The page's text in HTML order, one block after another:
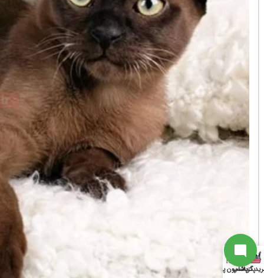
ارتباط با پشتیبانی
از آخرین تخفیفات ما باخبر شو
سابسکرایب
گربه
پت شاپ
پانسیون پت